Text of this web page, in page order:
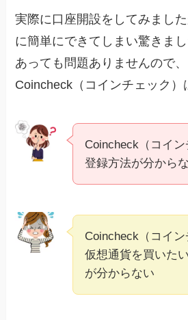
実際に口座開設をしてみまし
に簡単にできてしまい驚きま
あっても問題ありませんので
Coincheck（コインチェック）
Coincheck（コイ
登録方法が分から
Coincheck（コイ
仮想通貨を買いた
が分からない